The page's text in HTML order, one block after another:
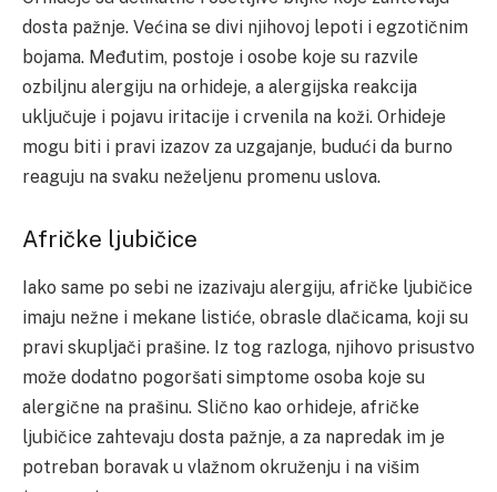
dosta pažnje. Većina se divi njihovoj lepoti i egzotičnim
bojama. Međutim, postoje i osobe koje su razvile
ozbiljnu alergiju na orhideje, a alergijska reakcija
uključuje i pojavu iritacije i crvenila na koži. Orhideje
mogu biti i pravi izazov za uzgajanje, budući da burno
reaguju na svaku neželjenu promenu uslova.
Afričke ljubičice
Iako same po sebi ne izazivaju alergiju, afričke ljubičice
imaju nežne i mekane listiće, obrasle dlačicama, koji su
pravi skupljači prašine. Iz tog razloga, njihovo prisustvo
može dodatno pogoršati simptome osoba koje su
alergične na prašinu. Slično kao orhideje, afričke
ljubičice zahtevaju dosta pažnje, a za napredak im je
potreban boravak u vlažnom okruženju i na višim